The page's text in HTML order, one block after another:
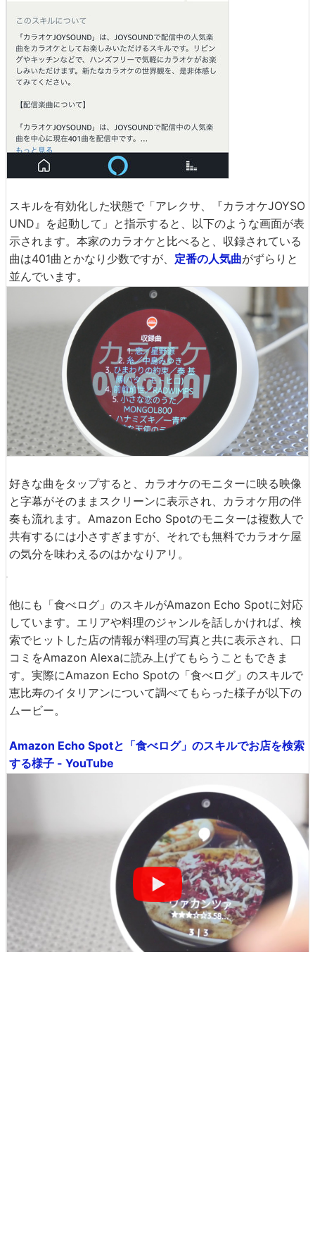
スキルを有効化した状態で「アレクサ、『カラオケJOYSO
UND』を起動して」と指示すると、以下のような画面が表
示されます。本家のカラオケと比べると、収録されている
曲は401曲とかなり少数ですが、 定番の人気曲がずらりと
並んでいます。
好きな曲をタップすると、カラオケのモニターに映る映像
と字幕がそのままスクリーンに表示され、カラオケ用の伴
奏も流れます。Amazon Echo Spotのモニターは複数人で
共有するには小さすぎますが、それでも無料でカラオケ屋
の気分を味わえるのはかなりアリ。
他にも「食べログ」のスキルがAmazon Echo Spotに対応
索でヒットした店の情報が料理の写真と共に表示され、口
コミをAmazon Alexaに読み上げてもらうこともできま
す。実際にAmazon Echo Spotの「食べログ」のスキルで
恵比寿のイタリアンについて調べてもらった様子が以下の
Amazon Echo Spotと「食べログ」のスキルでお店を検索
する様子 - YouTube